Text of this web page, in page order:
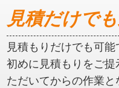
見積だけで
見積もりだけでも可能
初めに見積もりをご
ただいてからの作業と